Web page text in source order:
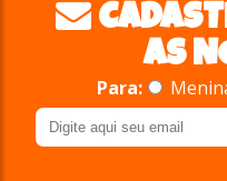
AS
Para: